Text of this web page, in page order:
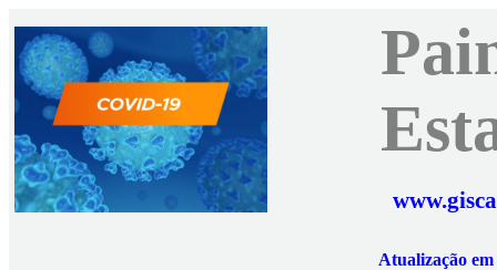
Atualização